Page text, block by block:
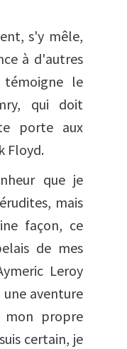
s'y mêle,
à d'autres
témoigne le
, qui doit
porte aux
Floyd.
que je
mais
façon, ce
de mes
Leroy
aventure
mon propre
certain, je